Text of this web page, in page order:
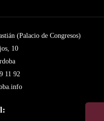
(Palacio de Congresos)
10
11 92